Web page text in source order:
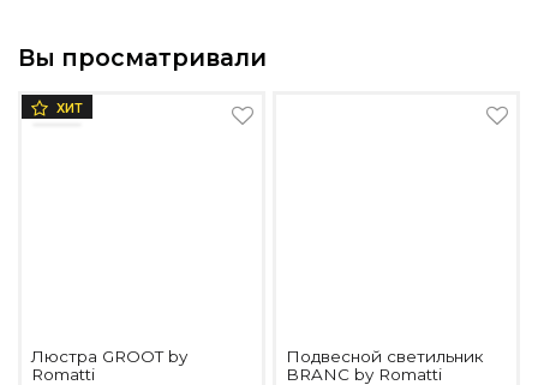
Вы просматривали
ХИТ
Люстра GROOT by
Romatti
Подвесной светильник
BRANC by Romatti